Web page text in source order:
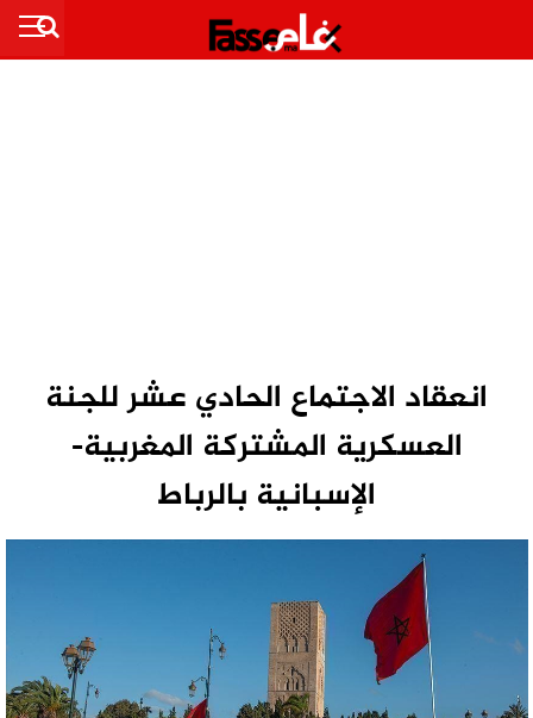
انعقاد الاجتماع الحادي عشر للجنة
العسكرية المشتركة المغربية-
الإسبانية بالرباط